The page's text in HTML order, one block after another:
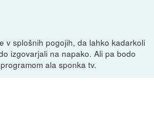
v splošnih pogojih, da lahko kadarkoli
izgovarjali na napako. Ali pa bodo
ala sponka tv.